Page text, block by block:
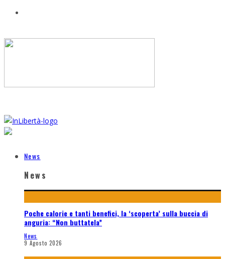
News
News
Poche calorie e tanti benefici, la ‘scoperta’ sulla buccia di
anguria: “Non buttatela”
News
9 Agosto 2026